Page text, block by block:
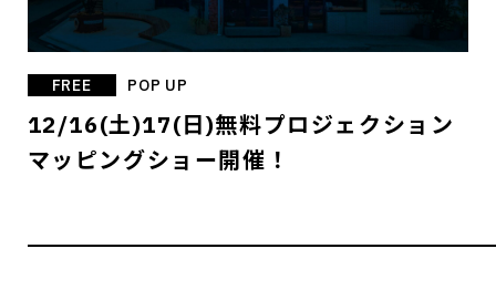
FREE POP UP
12/16(土)17(日)無料プロジェクション
マッピングショー開催！